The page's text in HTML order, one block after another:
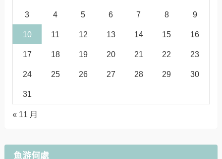
3 4 5 6 7 8 9
10 11 12 13 14 15 16
17 18 19 20 21 22 23
24 25 26 27 28 29 30
31
« 11 月
魚游何處